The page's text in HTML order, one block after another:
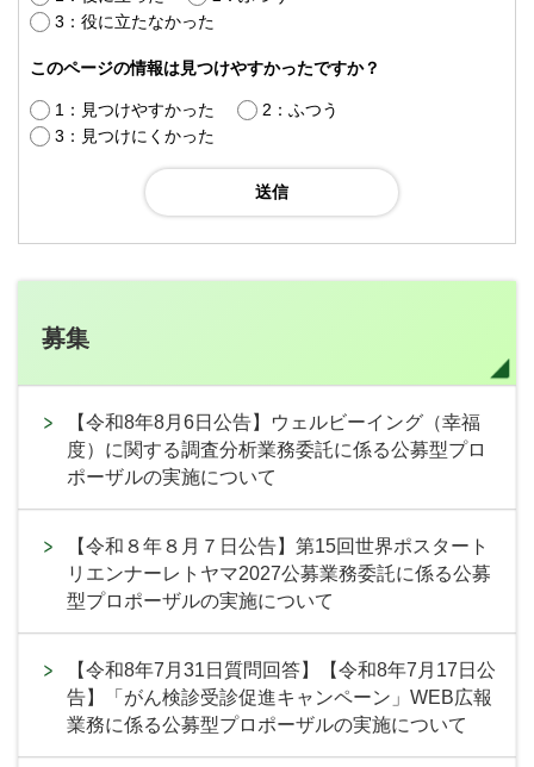
3：役に立たなかった
このページの情報は見つけやすかったですか？
1：見つけやすかった
2：ふつう
3：見つけにくかった
募集
【令和8年8月6日公告】ウェルビーイング（幸福
度）に関する調査分析業務委託に係る公募型プロ
ポーザルの実施について
【令和８年８月７日公告】第15回世界ポスタート
リエンナーレトヤマ2027公募業務委託に係る公募
型プロポーザルの実施について
【令和8年7月31日質問回答】【令和8年7月17日公
告】「がん検診受診促進キャンペーン」WEB広報
業務に係る公募型プロポーザルの実施について